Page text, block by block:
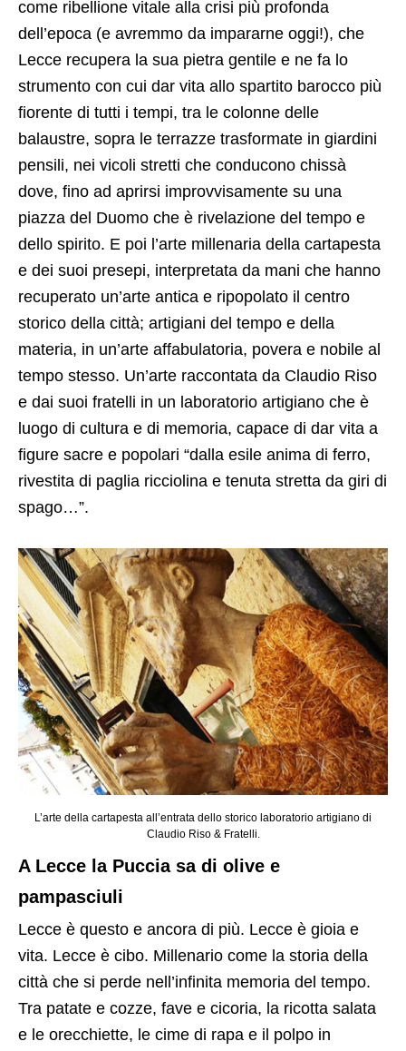
come ribellione vitale alla crisi più profonda
dell’epoca (e avremmo da impararne oggi!), che
Lecce recupera la sua pietra gentile e ne fa lo
strumento con cui dar vita allo spartito barocco più
fiorente di tutti i tempi, tra le colonne delle
balaustre, sopra le terrazze trasformate in giardini
pensili, nei vicoli stretti che conducono chissà
dove, fino ad aprirsi improvvisamente su una
piazza del Duomo che è rivelazione del tempo e
dello spirito. E poi l’arte millenaria della cartapesta
e dei suoi presepi, interpretata da mani che hanno
recuperato un’arte antica e ripopolato il centro
storico della città; artigiani del tempo e della
materia, in un’arte affabulatoria, povera e nobile al
tempo stesso. Un’arte raccontata da Claudio Riso
e dai suoi fratelli in un laboratorio artigiano che è
luogo di cultura e di memoria, capace di dar vita a
figure sacre e popolari “dalla esile anima di ferro,
rivestita di paglia ricciolina e tenuta stretta da giri di
spago…”.
L’arte della cartapesta all’entrata dello storico laboratorio artigiano di
Claudio Riso & Fratelli.
A Lecce la Puccia sa di olive e
pampasciuli
Lecce è questo e ancora di più. Lecce è gioia e
vita. Lecce è cibo. Millenario come la storia della
città che si perde nell’infinita memoria del tempo.
Tra patate e cozze, fave e cicoria, la ricotta salata
e le orecchiette, le cime di rapa e il polpo in